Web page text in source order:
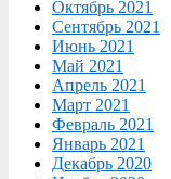
Октябрь 2021
Сентябрь 2021
Июнь 2021
Май 2021
Апрель 2021
Март 2021
Февраль 2021
Январь 2021
Декабрь 2020